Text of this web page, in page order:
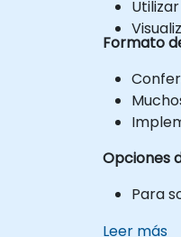
Formato
Opciones
Para
Leer más